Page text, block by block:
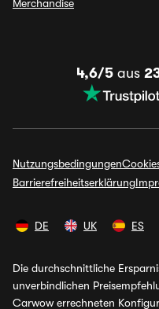
Merchandise
4,6/5 aus
Nutzungsbedingungen
Barrierefreiheitserklärung
DE UK ES
Die durchschnittliche
unverbindlichen
Carwow errechneten